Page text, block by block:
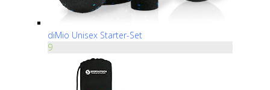
diMio Unisex Starter-Set
9